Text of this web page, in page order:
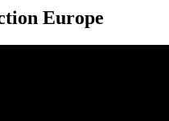
Europe